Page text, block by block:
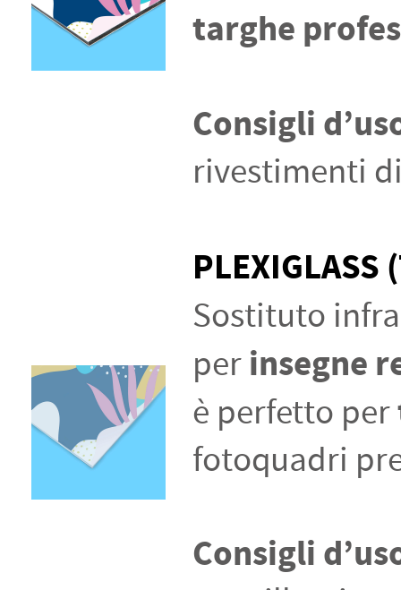
targhe
Consigli
rivestimenti
PLEXIGLASS
Sostituto
perinsegne
è perfetto per
fotoquadri
Consigli